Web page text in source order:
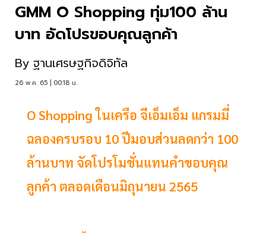
GMM O Shopping ทุ่ม100 ล้าน
บาท อัดโปรขอบคุณลูกค้า
By ฐานเศรษฐกิจดิจิทัล
26 พ.ค. 65 | 00:18 น.
O Shopping ในเครือ จีเอ็มเอ็ม แกรมมี่
ฉลองครบรอบ 10 ปีมอบส่วนลดกว่า 100
ล้านบาท จัดโปรโมชั่นแทนคำขอบคุณ
ลูกค้า ตลอดเดือนมิถุนายน 2565